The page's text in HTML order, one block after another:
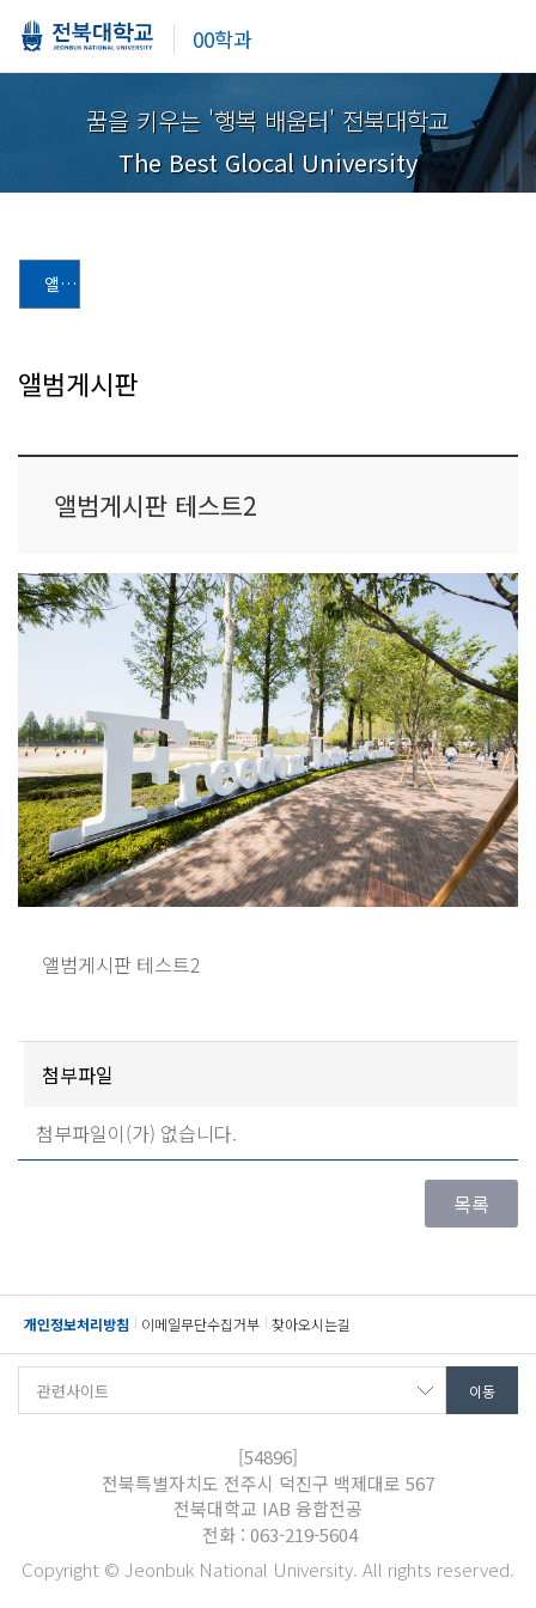
00학과
꿈을 키우는 '행복 배움터' 전북대학교
The Best Glocal University
앨범게시판
앨범게시판
앨범게시판 테스트2
앨범게시판 테스트2
첨부파일
첨부파일이(가) 없습니다.
개인정보처리방침 이메일무단수집거부 찾아오시는길
[54896]
전북특별자치도 전주시 덕진구 백제대로 567
전북대학교 IAB 융합전공
전화 : 063-219-5604
Copyright © Jeonbuk National University. All rights reserved.